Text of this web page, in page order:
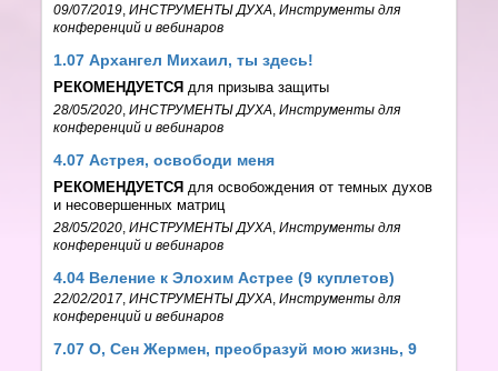
09/07/2019 ,ИНСТРУМЕНТЫ ДУХА ,Инструменты для
конференций и вебинаров
1.07 Архангел Михаил, ты здесь!
РЕКОМЕНДУЕТСЯ для призыва защиты
28/05/2020 ,ИНСТРУМЕНТЫ ДУХА ,Инструменты для
конференций и вебинаров
4.07 Астрея, освободи меня
РЕКОМЕНДУЕТСЯ для освобождения от темных духов
и несовершенных матриц
28/05/2020 ,ИНСТРУМЕНТЫ ДУХА ,Инструменты для
конференций и вебинаров
4.04 Веление к Элохим Астрее (9 куплетов)
22/02/2017 ,ИНСТРУМЕНТЫ ДУХА ,Инструменты для
конференций и вебинаров
7.07 О, Сен Жермен, преобразуй мою жизнь, 9